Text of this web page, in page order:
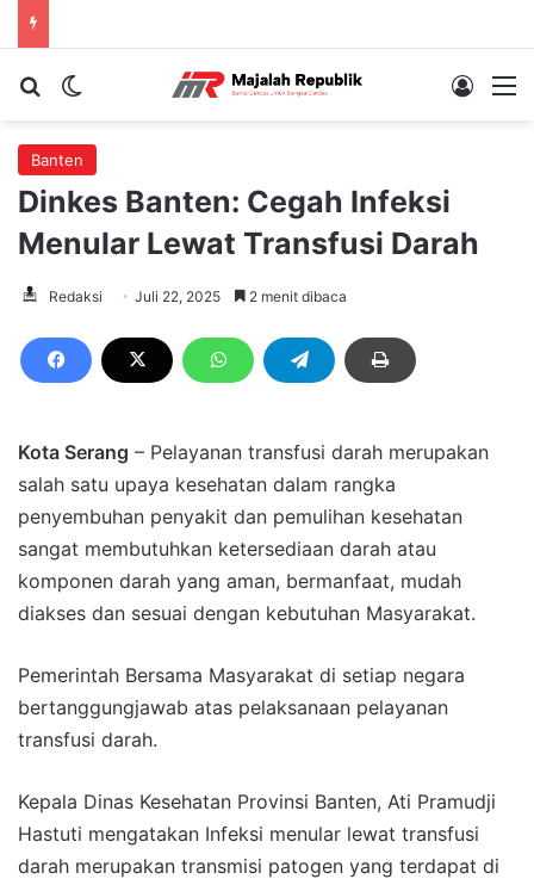
Cari berita...Switch skin Log In
Banten
Dinkes Banten: Cegah Infeksi
Menular Lewat Transfusi Darah
Redaksi Juli 22, 2025 2 menit dibaca
Kota Serang – Pelayanan transfusi darah merupakan
salah satu upaya kesehatan dalam rangka
penyembuhan penyakit dan pemulihan kesehatan
sangat membutuhkan ketersediaan darah atau
komponen darah yang aman, bermanfaat, mudah
diakses dan sesuai dengan kebutuhan Masyarakat.
Pemerintah Bersama Masyarakat di setiap negara
bertanggungjawab atas pelaksanaan pelayanan
transfusi darah.
Kepala Dinas Kesehatan Provinsi Banten, Ati Pramudji
Hastuti mengatakan Infeksi menular lewat transfusi
darah merupakan transmisi patogen yang terdapat di